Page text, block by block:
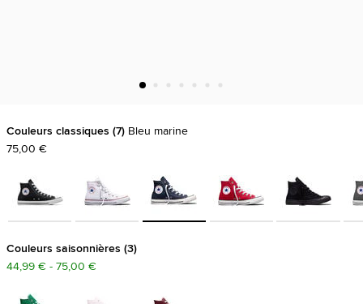
Couleurs classiques 7 Bleu marine
75,00 €
Couleurs saisonnières 3
44,99 € - 75,00 €